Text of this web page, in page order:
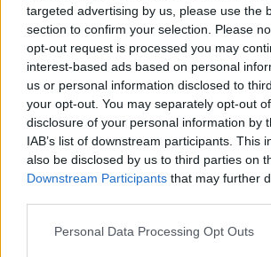
targeted advertising by us, please use the
section to confirm your selection. Please
opt-out request is processed you may
interest-based ads based on personal
us or personal information disclosed to
your opt-out. You may separately opt-out
disclosure of your personal information by
IAB’s list of downstream participants. This
also be disclosed by us to third parties on
Downstream Participants that may further
Personal Data Processing Opt Outs
Ο Shockley εκτιμά ότι έχει
τραγούδια στο tablet του, από
μέχρι κλασική μουσική και
γεγονός ότι μπορεί να επιλέξει τι
κατά τη διάρκεια της ημέρας – όπως
χαρούμενο πρωινό ή Μπετόβεν πριν
τεράστιο αντίκτυπο στη διάθεσή